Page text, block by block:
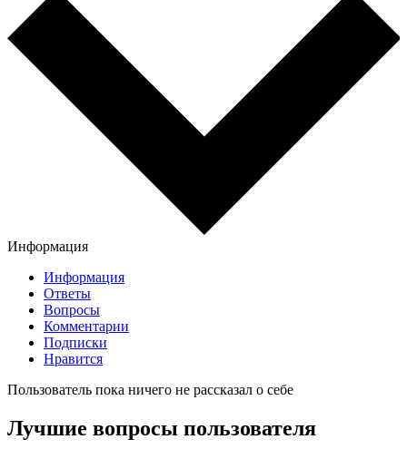
Информация
Информация
Ответы
Вопросы
Комментарии
Подписки
Нравится
Пользователь пока ничего не рассказал о себе
Лучшие вопросы пользователя